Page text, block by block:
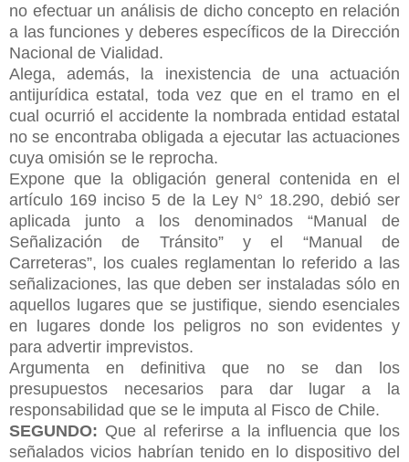
no efectuar un análisis de dicho concepto en relación
a las funciones y deberes específicos de la Dirección
Nacional de Vialidad.
Alega, además, la inexistencia de una actuación
antijurídica estatal, toda vez que en el tramo en el
cual ocurrió el accidente la nombrada entidad estatal
no se encontraba obligada a ejecutar las actuaciones
cuya omisión se le reprocha.
Expone que la obligación general contenida en el
artículo 169 inciso 5 de la Ley N° 18.290, debió ser
aplicada junto a los denominados “Manual de
Señalización de Tránsito” y el “Manual de
Carreteras”, los cuales reglamentan lo referido a las
señalizaciones, las que deben ser instaladas sólo en
aquellos lugares que se justifique, siendo esenciales
en lugares donde los peligros no son evidentes y
para advertir imprevistos.
Argumenta en definitiva que no se dan los
presupuestos necesarios para dar lugar a la
responsabilidad que se le imputa al Fisco de Chile.
SEGUNDO: Que al referirse a la influencia que los
señalados vicios habrían tenido en lo dispositivo del